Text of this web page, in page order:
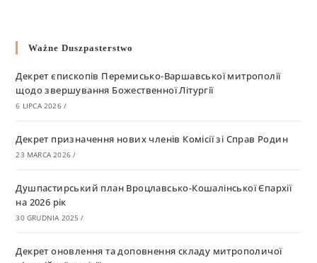
Ważne Duszpasterstwo
Декрет єпископів Перемисько-Варшавської митрополії
щодо звершування Божественної Літургії
6 LIPCA 2026 /
Декрет призначення нових членів Комісії зі Справ Родин
23 MARCA 2026 /
Душпастирський план Вроцлавсько-Кошалінської Єпархії
на 2026 рік
30 GRUDNIA 2025 /
Декрет оновлення та доповнення складу митрополичої